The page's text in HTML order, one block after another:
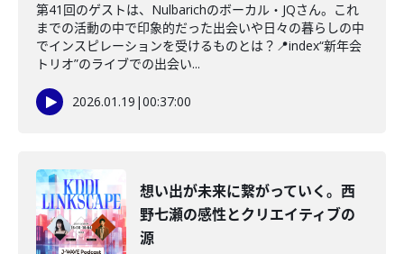
第41回のゲストは、Nulbarichのボーカル・JQさん。これ
までの活動の中で印象的だった出会いや日々の暮らしの中
でインスピレーションを受けるものとは？📍index“新年会
トリオ”のライブでの出会い...
2026.01.19 |00:37:00
想い出が未来に繋がっていく。西
野七瀬の感性とクリエイティブの
源